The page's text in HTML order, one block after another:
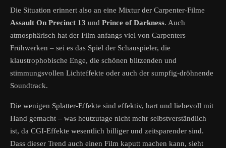
Die Situation erinnert also an eine Mixtur der Carpenter-Filme
Assault On Precinct 13 und Prince of Darkness. Auch
atmosphärisch hat der Film anfangs viel von Carpenters
Frühwerken – sei es das Spiel der Schauspieler, die
klaustrophobische Enge, die schönen blitzenden und
stimmungsvollen Lichteffekte oder auch der sumpfig-dröhnende
Soundtrack.
Die wenigen Splatter-Effekte sind effektiv, hart und liebevoll mit
Hand gemacht – was heutzutage nicht mehr selbstverständlich
ist, da CGI-Effekte wesentlich billiger und zeitsparender sind.
Dass dieser Trend auch einen Film kaputt machen kann, sieht